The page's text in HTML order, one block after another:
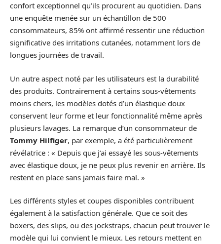
confort exceptionnel qu’ils procurent au quotidien. Dans
une enquête menée sur un échantillon de 500
consommateurs, 85% ont affirmé ressentir une réduction
significative des irritations cutanées, notamment lors de
longues journées de travail.
Un autre aspect noté par les utilisateurs est la durabilité
des produits. Contrairement à certains sous-vêtements
moins chers, les modèles dotés d’un élastique doux
conservent leur forme et leur fonctionnalité même après
plusieurs lavages. La remarque d’un consommateur de
Tommy Hilfiger, par exemple, a été particulièrement
révélatrice : « Depuis que j’ai essayé les sous-vêtements
avec élastique doux, je ne peux plus revenir en arrière. Ils
restent en place sans jamais faire mal. »
Les différents styles et coupes disponibles contribuent
également à la satisfaction générale. Que ce soit des
boxers, des slips, ou des jockstraps, chacun peut trouver le
modèle qui lui convient le mieux. Les retours mettent en